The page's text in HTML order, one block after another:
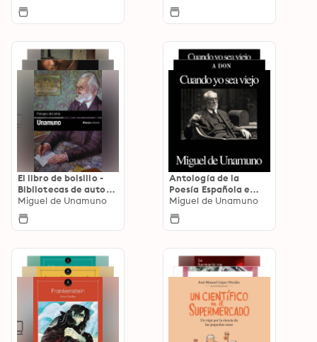
El libro de bolsillo -
Bibliotecas de autor -
Biblioteca Unamuno
Miguel de Unamuno
Antología de la
Poesía Española e
Hispano-Americana
Miguel de Unamuno